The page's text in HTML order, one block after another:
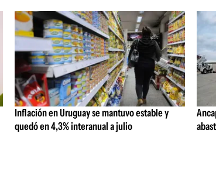
Inflación en Uruguay se mantuvo estable y
quedó en 4,3% interanual a julio